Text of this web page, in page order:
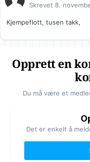
Skrevet 8.
Kjempeflott, tusen takk,
Opprett en
Du må være et
Det er enkelt å